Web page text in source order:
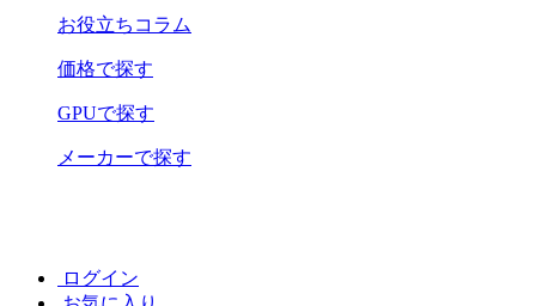
お役立ちコラム
価格で探す
GPUで探す
メーカーで探す
ログイン